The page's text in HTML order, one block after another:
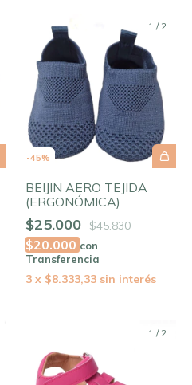
1 / 2
-45%
BEIJIN AERO TEJIDA
(ERGONÓMICA)
$25.000 $45.830
$20.000 con
Transferencia
3 x $8.333,33 sin interés
1 / 2